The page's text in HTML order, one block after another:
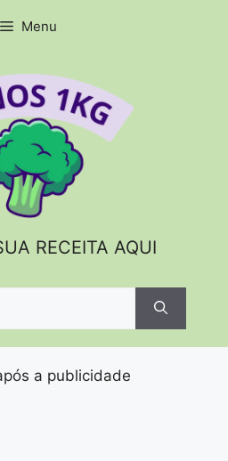
Menu
RECEITA AQUI
a publicidade